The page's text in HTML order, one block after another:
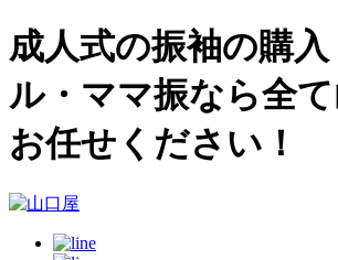
成人式の振袖の購入
ル・ママ振なら全
お任せください！